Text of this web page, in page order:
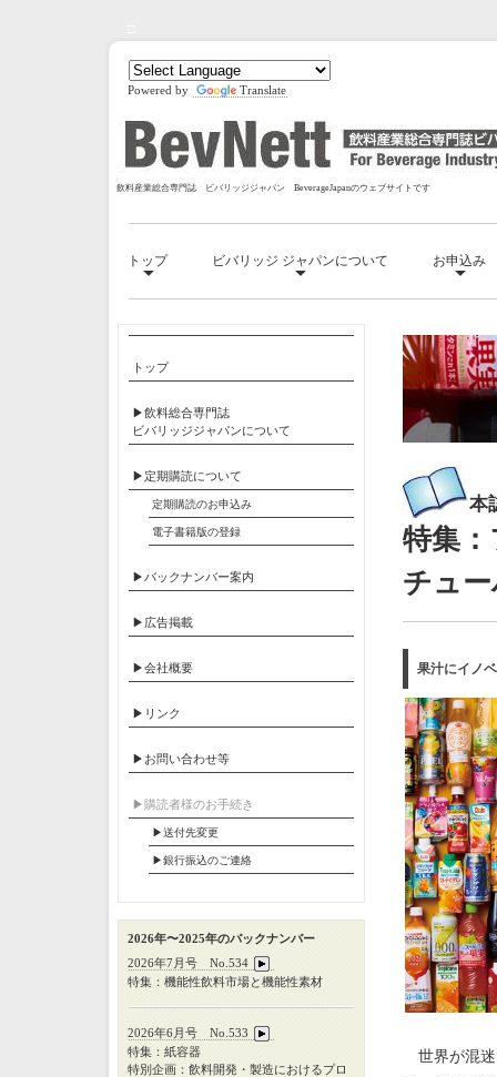
Powered by Translate
飲料産業総合専門誌 ビバリッジジャパン BeverageJapanのウェブサイトです
トップ ビバリッジ ジャパンについて お申込み
本
特集
チュ
果汁にイノ
世界が混迷
トップ
▶飲料総合専門誌
ビバリッジジャパンについて
▶定期購読について
定期購読のお申込み
電子書籍版の登録
▶バックナンバー案内
▶広告掲載
▶会社概要
▶リンク
▶お問い合わせ等
▶︎購読者様のお手続き
▶送付先変更
▶︎銀行振込のご連絡
2026年〜2025年のバックナンバー
2026年7月号 No.534
特集：機能性飲料市場と機能性素材
2026年6月号 No.533
特集：紙容器
特別企画：飲料開発・製造におけるプロ